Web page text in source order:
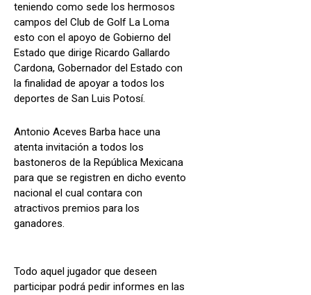
teniendo como sede los hermosos
campos del Club de Golf La Loma
esto con el apoyo de Gobierno del
Estado que dirige Ricardo Gallardo
Cardona, Gobernador del Estado con
la finalidad de apoyar a todos los
deportes de San Luis Potosí.
Antonio Aceves Barba hace una
atenta invitación a todos los
bastoneros de la República Mexicana
para que se registren en dicho evento
nacional el cual contara con
atractivos premios para los
ganadores.
Todo aquel jugador que deseen
participar podrá pedir informes en las